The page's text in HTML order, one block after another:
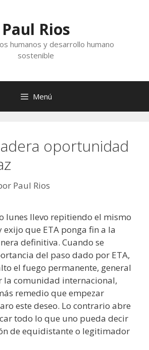
Paul Rios
humanos y desarrollo humano
sostenible
Menú
oportunidad
Paul Rios
lunes llevo repitiendo el mismo
exijo que ETA ponga fin a la
definitiva. Cuando se
del paso dado por ETA,
el fuego permanente, general
la comunidad internacional,
remedio que empezar
este deseo. Lo contrario abre
todo lo que uno pueda decir
de equidistante o legitimador